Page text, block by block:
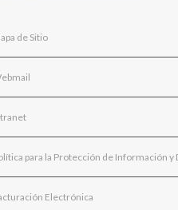
de Sitio
para la Protección de Información y
Electrónica